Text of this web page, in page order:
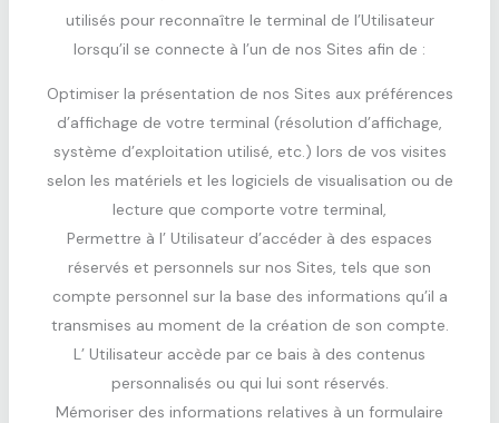
utilisés pour reconnaître le terminal de l’Utilisateur
lorsqu’il se connecte à l’un de nos Sites afin de :
Optimiser la présentation de nos Sites aux préférences
d’affichage de votre terminal (résolution d’affichage,
système d’exploitation utilisé, etc.) lors de vos visites
selon les matériels et les logiciels de visualisation ou de
lecture que comporte votre terminal,
Permettre à l’ Utilisateur d’accéder à des espaces
réservés et personnels sur nos Sites, tels que son
compte personnel sur la base des informations qu’il a
transmises au moment de la création de son compte.
L’ Utilisateur accède par ce bais à des contenus
personnalisés ou qui lui sont réservés.
Mémoriser des informations relatives à un formulaire